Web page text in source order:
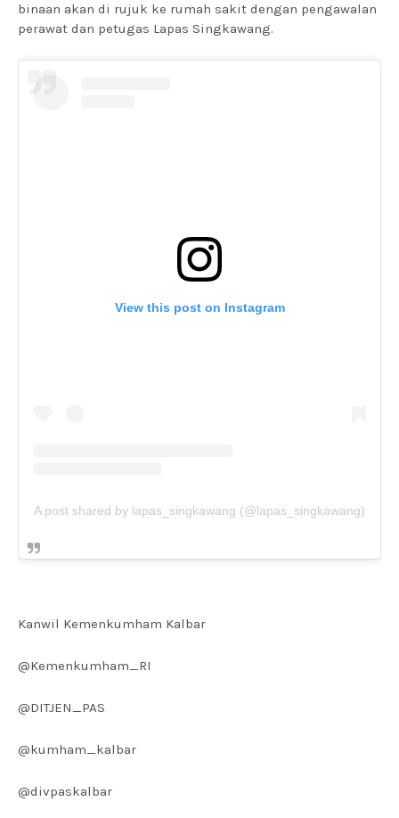
binaan akan di rujuk ke rumah sakit dengan pengawalan
perawat dan petugas Lapas Singkawang.
View this post on Instagram
A post shared by lapas_singkawang (@lapas_singkawang)
Kanwil Kemenkumham Kalbar
@Kemenkumham_RI
@DITJEN_PAS
@kumham_kalbar
@divpaskalbar